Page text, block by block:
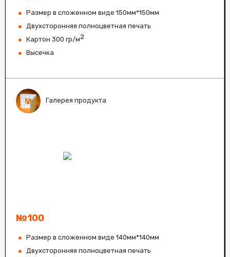
Размер в сложенном виде 150мм*150мм
Двухсторонняя полноцветная печать
Картон 300 гр/м2
Высечка
№100
Размер в сложенном виде 140мм*140мм
Двухсторонняя полноцветная печать
Галерея продукта